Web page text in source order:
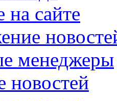
сайте
менеджеры
новостей